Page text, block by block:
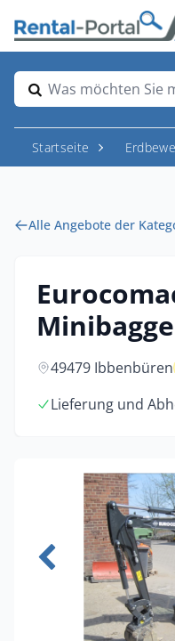
Was möchten Sie
Startseite
Alle Angebote der
49479 Ibbenbüren
Lieferung und